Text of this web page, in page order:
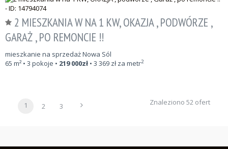
2 MIESZKANIA W NA 1 KW, OKAZJA , PODWÓRZE ,
GARAŻ , PO REMONCIE !!
mieszkanie na sprzedaż Nowa Sól
65 m² • 3 pokoje • 219 000zł • 3 369 zł za metr2
1 2 3 Znaleziono 52 ofert